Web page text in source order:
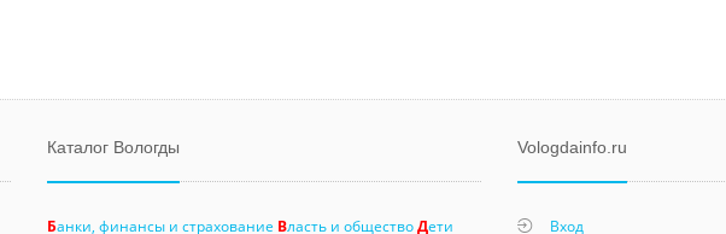
Каталог Вологды
Банки, финансы и страхование Власть и обществоДети
Vologdainfo.ru
Вход